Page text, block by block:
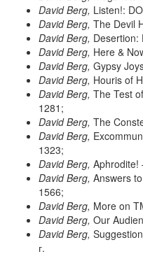
David Berg, Listen!:
David Berg, The Devil
David Berg, Desertion:
David Berg, Here &
David Berg, Gypsy
David Berg, Houris of
David Berg, The Test
1281;
David Berg, The
David Berg,
1323;
David Berg, Aphrodite!
David Berg, Answers
1566;
David Berg, More on
David Berg, Our
David Berg,
г.